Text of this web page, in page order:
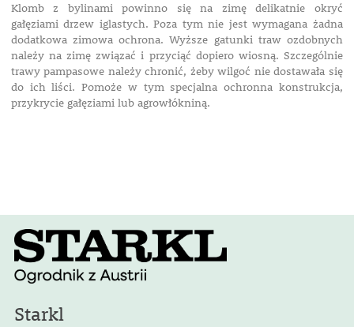
Klomb z bylinami powinno się na zimę delikatnie okryć
gałęziami drzew iglastych. Poza tym nie jest wymagana żadna
dodatkowa zimowa ochrona. Wyższe gatunki traw ozdobnych
należy na zimę związać i przyciąć dopiero wiosną. Szczególnie
trawy pampasowe należy chronić, żeby wilgoć nie dostawała się
do ich liści. Pomoże w tym specjalna ochronna konstrukcja,
przykrycie gałęziami lub agrowłókniną.
Starkl